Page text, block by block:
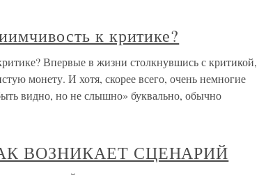
к критике?
Впервые в жизни столкнувшись с критикой,
монету. И хотя, скорее всего, очень немногие
видно, но не слышно» буквально, обычно
КАК ВОЗНИКАЕТ СЦЕНАРИЙ